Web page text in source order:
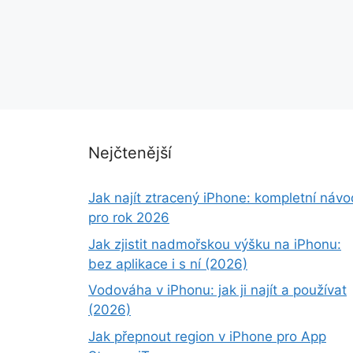
Nejčtenější
Jak najít ztracený iPhone: kompletní
pro rok 2026
Jak zjistit nadmořskou výšku na iPhonu:
bez aplikace i s ní (2026)
Vodováha v iPhonu: jak ji najít a používat
(2026)
Jak přepnout region v iPhone pro App